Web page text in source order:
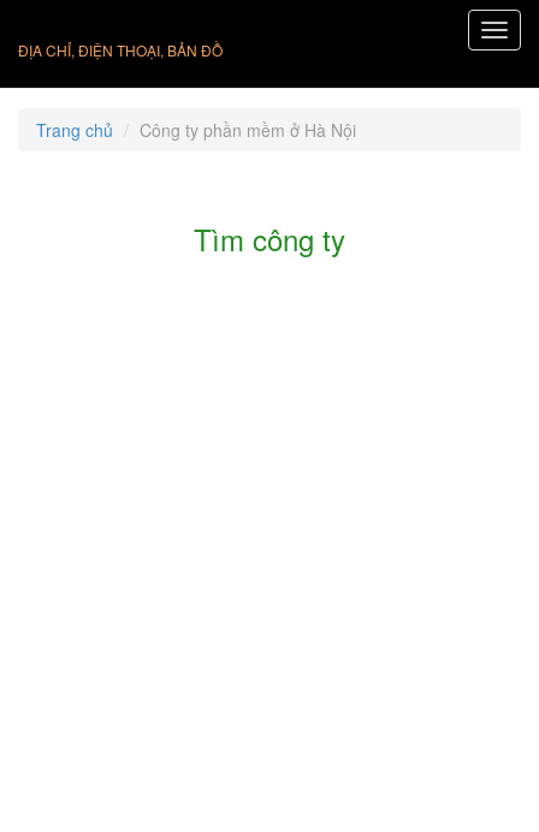
ĐỊA CHỈ, ĐIỆN THOẠI, BẢN ĐỒ
Trang chủ Công ty phần mềm ở Hà Nội
Tìm công ty